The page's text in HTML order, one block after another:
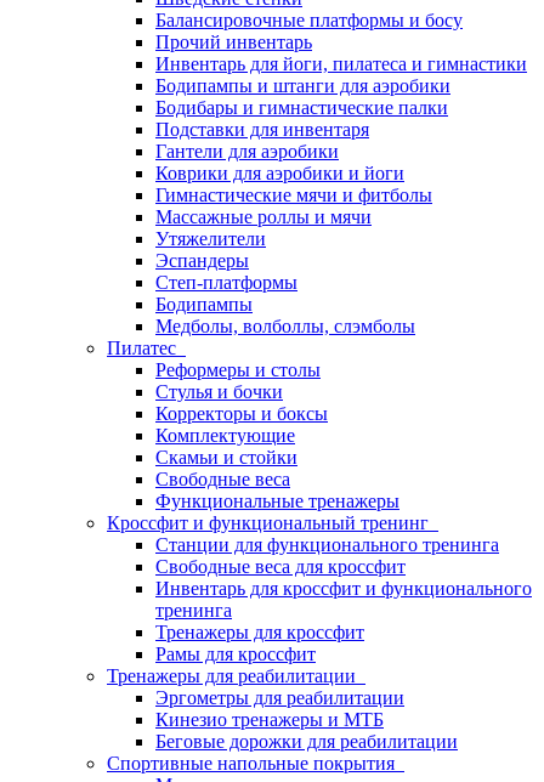
Балансировочные платформы и босу
Прочий инвентарь
Инвентарь для йоги, пилатеса и гимнастики
Бодипампы и штанги для аэробики
Бодибары и гимнастические палки
Подставки для инвентаря
Гантели для аэробики
Коврики для аэробики и йоги
Гимнастические мячи и фитболы
Массажные роллы и мячи
Утяжелители
Эспандеры
Степ-платформы
Бодипампы
Медболы, волболлы, слэмболы
Пилатес
Реформеры и столы
Стулья и бочки
Корректоры и боксы
Комплектующие
Скамьи и стойки
Свободные веса
Функциональные тренажеры
Кроссфит и функциональный тренинг
Станции для функционального тренинга
Свободные веса для кроссфит
Инвентарь для кроссфит и функционального
тренинга
Тренажеры для кроссфит
Рамы для кроссфит
Тренажеры для реабилитации
Эргометры для реабилитации
Кинезио тренажеры и МТБ
Беговые дорожки для реабилитации
Спортивные напольные покрытия